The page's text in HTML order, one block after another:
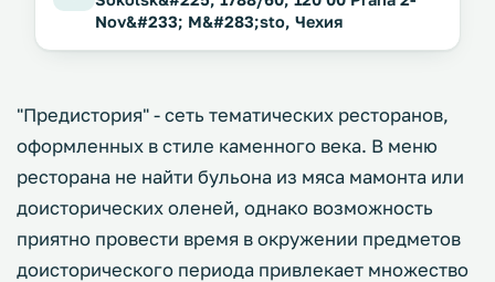
Nov&#233; M&#283;sto, Чехия
"Предистория" - сеть тематических ресторанов,
оформленных в стиле каменного века. В меню
ресторана не найти бульона из мяса мамонта или
доисторических оленей, однако возможность
приятно провести время в окружении предметов
доисторического периода привлекает множество